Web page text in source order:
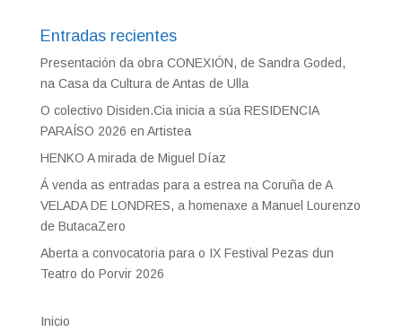
Entradas recientes
Presentación da obra CONEXIÓN, de Sandra Goded,
na Casa da Cultura de Antas de Ulla
O colectivo Disiden.Cia inicia a súa RESIDENCIA
PARAÍSO 2026 en Artistea
HENKO A mirada de Miguel Díaz
Á venda as entradas para a estrea na Coruña de A
VELADA DE LONDRES, a homenaxe a Manuel Lourenzo
de ButacaZero
Aberta a convocatoria para o IX Festival Pezas dun
Teatro do Porvir 2026
Inicio